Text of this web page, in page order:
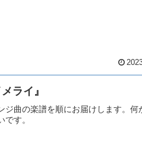
ライ』
ジ曲の楽譜を順にお届けします。何
す。